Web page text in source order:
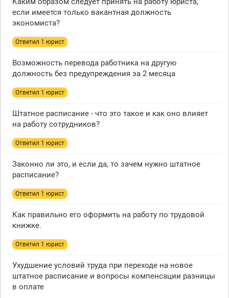
если имеется только вакантная должность
экономиста?
Ответил 1 юрист
Возможность перевода работника на другую
должность без предупреждения за 2 месяца
Ответил 1 юрист
Штатное расписание - что это такое и как оно влияет
на работу сотрудников?
Ответил 1 юрист
Законно ли это, и если да, то зачем нужно штатное
расписание?
Ответил 1 юрист
Как правильно его оформить на работу по трудовой
книжке.
Ответил 1 юрист
Ухудшение условий труда при переходе на новое
штатное расписание и вопросы компенсации разницы
в оплате